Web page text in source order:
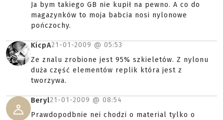
Ja bym takiego GB nie kupił na pewno. A co do
magazynków to moja babcia nosi nylonowe
pończochy.
KicpA21-01-2009 @ 05:53
Ze znalu zrobione jest 95% szkieletów. Z nylonu
duża część elementów replik która jest z
tworzywa.
Beryl21-01-2009 @ 08:54
Prawdopodbnie nei chodzi o material tylko o